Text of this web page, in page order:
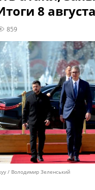
8 августа
859
/ Володимир Зеленський